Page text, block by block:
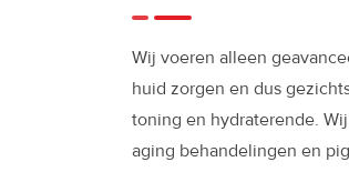
Wij voeren alleen
huid zorgen en dus
toning en hydraterende.
aging behandelingen en